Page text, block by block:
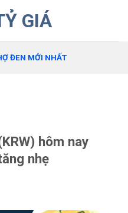
GIÁ
ĐEN MỚI NHẤT
hôm nay
nhẹ